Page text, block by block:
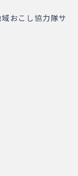
おこし協力隊サ